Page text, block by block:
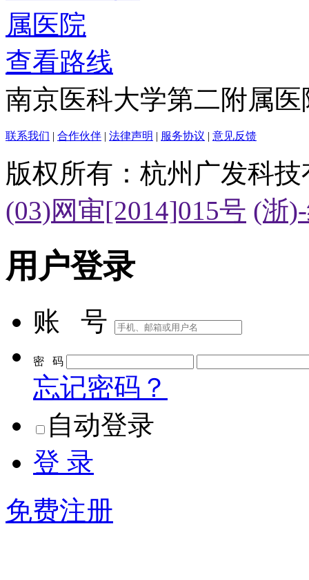
查看路线
南京医科大学第二附属医
联系我们 | 合作伙伴 | 法律声明 | 服务协议 | 意见反馈
版权所有：杭州广发科
(03)网审[2014]015号 (浙
用户登录
账 号
密 码
忘记密码？
自动登录
登 录
免费注册